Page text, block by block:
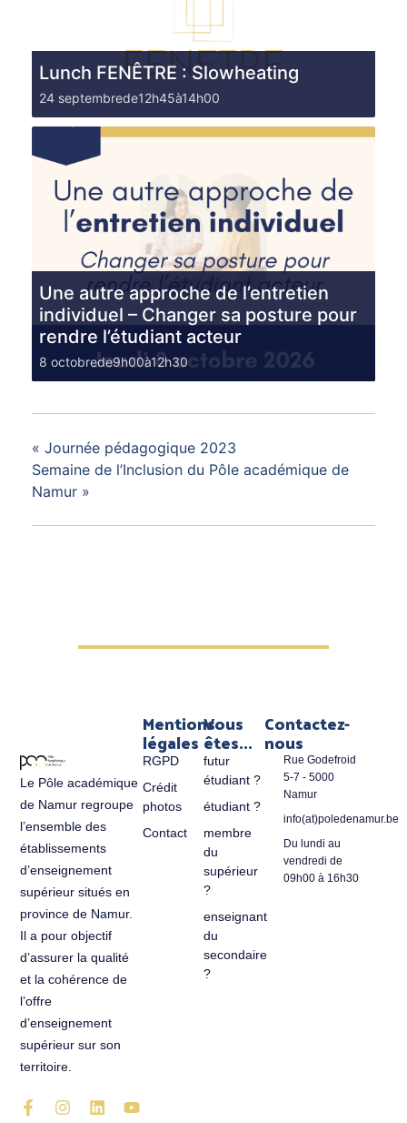
Lunch FENÊTRE : Slowheating
24 septembrede12h45à14h00
Une autre approche de l’entretien
individuel – Changer sa posture pour
rendre l’étudiant acteur
8 octobrede9h00à12h30
« Journée pédagogique 2023
Semaine de l’Inclusion du Pôle académique de
Namur »
Le Pôle académique
de Namur regroupe
l’ensemble des
établissements
d’enseignement
supérieur situés en
province de Namur.
Il a pour objectif
d’assurer la qualité
et la cohérence de
l’offre
d’enseignement
supérieur sur son
territoire.
Vous
êtes...
futur
étudiant ?
étudiant ?
membre
du
supérieur
?
enseignant
du
secondaire
?
Mentions
légales
RGPD
Crédit
photos
Contact
Contactez-
nous
Rue Godefroid
5-7 - 5000
Namur
info(at)poledenamur.be
Du lundi au
vendredi de
09h00 à 16h30